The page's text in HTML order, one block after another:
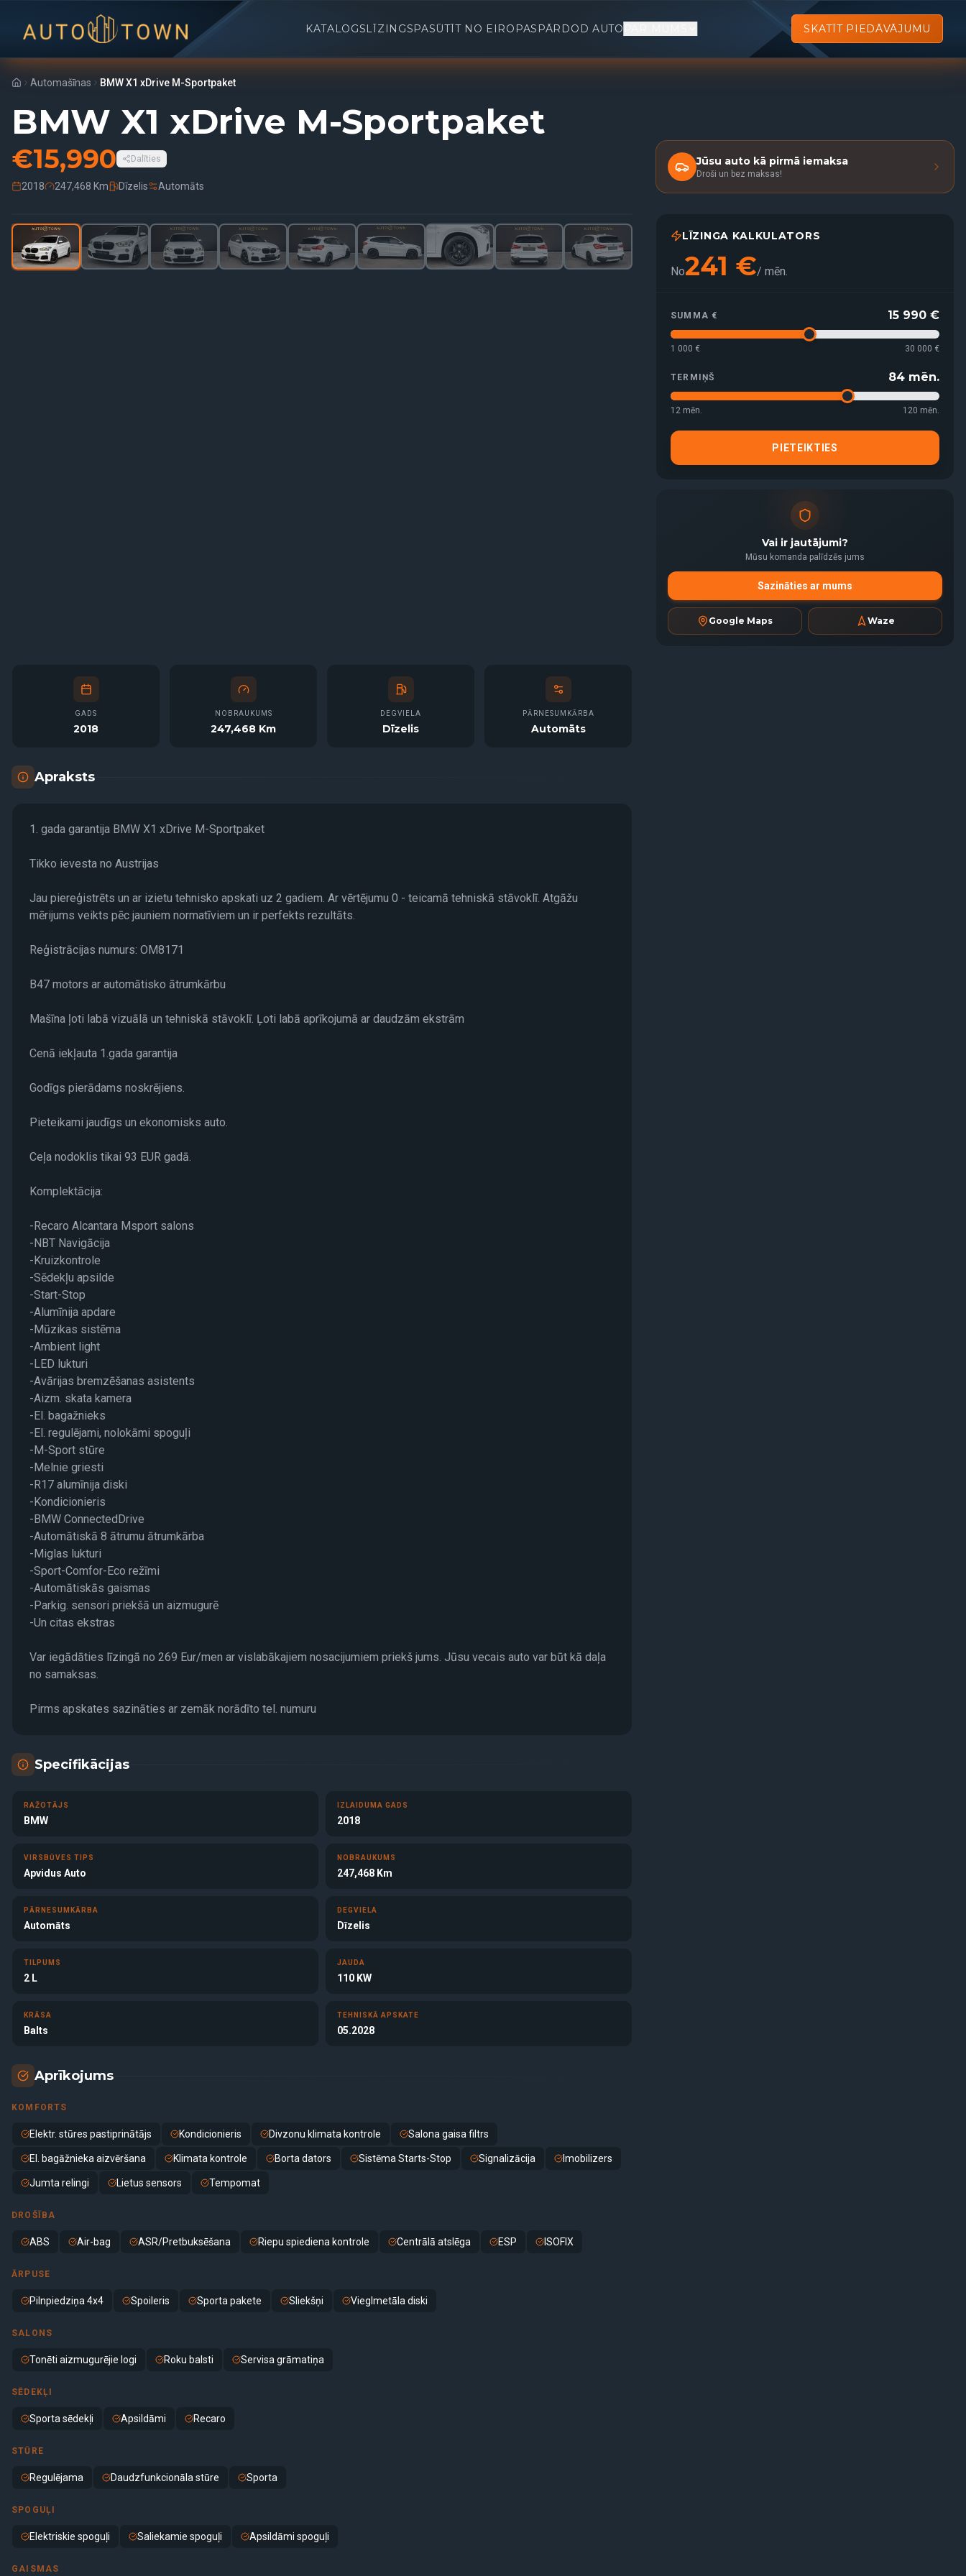
KATALOGSLĪZINGSPASŪTĪT NO EIROPAS PĀRDOD AUTO SKATĪT PIEDĀVĀJUMU
Automašīnas BMW X1 xDrive M-Sportpaket
BMW X1 xDrive M-Sportpaket
€15,990 Dalīties
2018 247,468 Km Dīzelis Automāts
Jūsu auto kā pirmā iemaksa
Droši un bez maksas!
LĪZINGA KALKULATORS
No241 €/ mēn.
SUMMA € 15 990 €
1 000 € 30 000 €
TERMIŅŠ 84 mēn.
12 mēn. 120 mēn.
PIETEIKTIES
Vai ir jautājumi?
Mūsu komanda palīdzēs jums
Sazināties ar mums
Google Maps Waze
GADS
2018
NOBRAUKUMS
247,468 Km
DEGVIELA
Dīzelis
PĀRNESUMKĀRBA
Automāts
Apraksts
1. gada garantija BMW X1 xDrive M-Sportpaket
Tikko ievesta no Austrijas
Jau piereģistrēts un ar izietu tehnisko apskati uz 2 gadiem. Ar vērtējumu 0 - teicamā tehniskā stāvoklī. Atgāžu
mērijums veikts pēc jauniem normatīviem un ir perfekts rezultāts.
Reģistrācijas numurs: OM8171
B47 motors ar automātisko ātrumkārbu
Mašīna ļoti labā vizuālā un tehniskā stāvoklī. Ļoti labā aprīkojumā ar daudzām ekstrām
Cenā iekļauta 1.gada garantija
Godīgs pierādams noskrējiens.
Pieteikami jaudīgs un ekonomisks auto.
Ceļa nodoklis tikai 93 EUR gadā.
Komplektācija:
-Recaro Alcantara Msport salons
-NBT Navigācija
-Kruizkontrole
-Sēdekļu apsilde
-Start-Stop
-Alumīnija apdare
-Mūzikas sistēma
-Ambient light
-LED lukturi
-Avārijas bremzēšanas asistents
-Aizm. skata kamera
-El. bagažnieks
-El. regulējami, nolokāmi spoguļi
-M-Sport stūre
-Melnie griesti
-R17 alumīnija diski
-Kondicionieris
-BMW ConnectedDrive
-Automātiskā 8 ātrumu ātrumkārba
-Miglas lukturi
-Sport-Comfor-Eco režīmi
-Automātiskās gaismas
-Parkig. sensori priekšā un aizmugurē
-Un citas ekstras
Var iegādāties līzingā no 269 Eur/men ar vislabākajiem nosacijumiem priekš jums. Jūsu vecais auto var būt kā daļa
no samaksas.
Pirms apskates sazināties ar zemāk norādīto tel. numuru
Specifikācijas
RAŽOTĀJS
BMW
IZLAIDUMA GADS
2018
VIRSBŪVES TIPS
Apvidus Auto
NOBRAUKUMS
247,468 Km
PĀRNESUMKĀRBA
Automāts
DEGVIELA
Dīzelis
TILPUMS
2 L
JAUDA
110 KW
KRĀSA
Balts
TEHNISKĀ APSKATE
05.2028
Aprīkojums
KOMFORTS
Elektr. stūres pastiprinātājs Kondicionieris Divzonu klimata kontrole Salona gaisa filtrs
El. bagāžnieka aizvēršana Klimata kontrole Borta dators Sistēma Starts-Stop Signalizācija Imobilizers
Jumta relingi Lietus sensors Tempomat
DROŠĪBA
ABS Air-bag ASR/Pretbuksēšana Riepu spiediena kontrole Centrālā atslēga ESP ISOFIX
ĀRPUSE
Pilnpiedziņa 4x4 Spoileris Sporta pakete Sliekšņi Vieglmetāla diski
SALONS
Tonēti aizmugurējie logi Roku balsti Servisa grāmatiņa
SĒDEKĻI
Sporta sēdekļi Apsildāmi Recaro
STŪRE
Regulējama Daudzfunkcionāla stūre Sporta
SPOGUĻI
Elektriskie spoguļi Saliekamie spoguļi Apsildāmi spoguļi
GAISMAS